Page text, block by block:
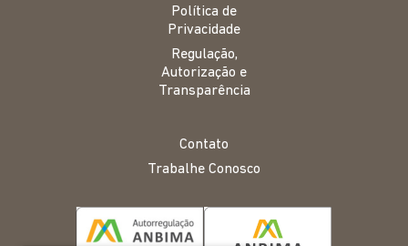
Política de
Privacidade
Regulação,
Autorização e
Transparência
Contato
Trabalhe Conosco